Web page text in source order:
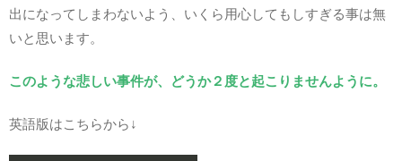
出になってしまわないよう、いくら用心してもしすぎる事は無
いと思います。
このような悲しい事件が、どうか２度と起こりませんように。
英語版はこちらから↓